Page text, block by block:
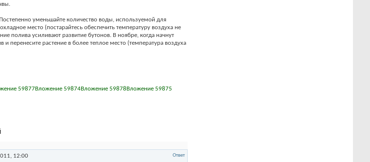
уменьшайте количество воды, используемой для
место (постарайтесь обеспечить температуру воздуха не
полива усиливают развитие бутонов. В ноябре, когда начнут
перенесите растение в более теплое место (температура воздуха
59877Вложение 59874Вложение 59878Вложение 59875
12:00 Ответ